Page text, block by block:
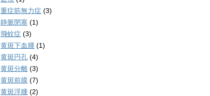
重症筋無力症 (3)
静脈閉塞 (1)
飛蚊症 (3)
黄斑下血腫 (1)
黄斑円孔 (4)
黄斑分離 (3)
黄斑前膜 (7)
黄斑浮腫 (2)